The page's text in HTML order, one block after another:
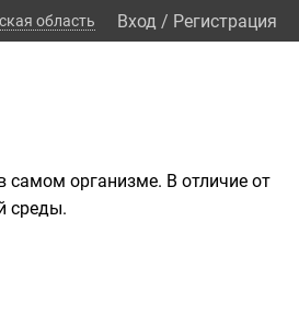
область Вход / Регистрация
самом организме. В отличие от
среды.